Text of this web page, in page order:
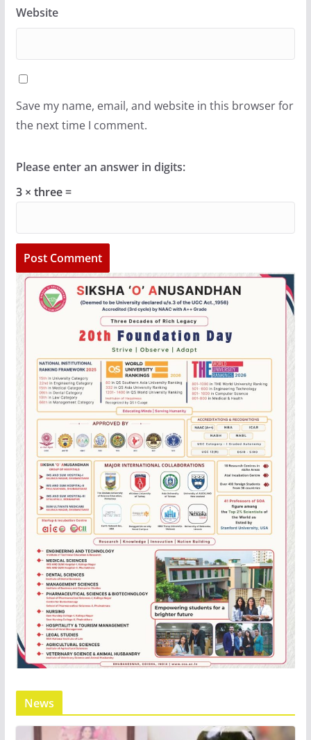
Website
Save my name, email, and website in this browser for
the next time I comment.
Please enter an answer in digits:
3 × three =
News